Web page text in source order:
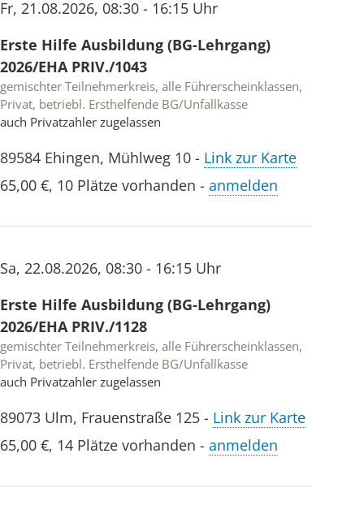
Fr, 21.08.2026, 08:30 - 16:15 Uhr
Erste Hilfe Ausbildung (BG-Lehrgang)
2026/EHA PRIV./1043
gemischter Teilnehmerkreis, alle Führerscheinklassen,
Privat, betriebl. Ersthelfende BG/Unfallkasse
auch Privatzahler zugelassen
89584 Ehingen, Mühlweg 10 - Link zur Karte
65,00 €, 10 Plätze vorhanden - anmelden
Sa, 22.08.2026, 08:30 - 16:15 Uhr
Erste Hilfe Ausbildung (BG-Lehrgang)
2026/EHA PRIV./1128
gemischter Teilnehmerkreis, alle Führerscheinklassen,
Privat, betriebl. Ersthelfende BG/Unfallkasse
auch Privatzahler zugelassen
89073 Ulm, Frauenstraße 125 - Link zur Karte
65,00 €, 14 Plätze vorhanden - anmelden